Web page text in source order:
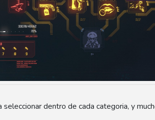
seleccionar dentro de cada categoria, y